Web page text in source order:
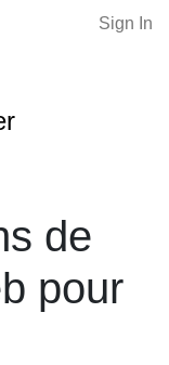
Sign In
de
pour